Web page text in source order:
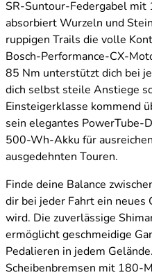
SR-Suntour-Federgabel
absorbiert Wurzeln und
ruppigen Trails die volle
Bosch-Performance-CX-
85 Nm unterstützt dich bei
dich selbst steile Anstiege
Einsteigerklasse kommend
sein elegantes PowerTube-
500-Wh-Akku für
ausgedehnten Touren.
Finde deine Balance
dir bei jeder Fahrt ein
wird. Die zuverlässige
ermöglicht geschmeidige
Pedalieren in jedem
Scheibenbremsen mit 180-